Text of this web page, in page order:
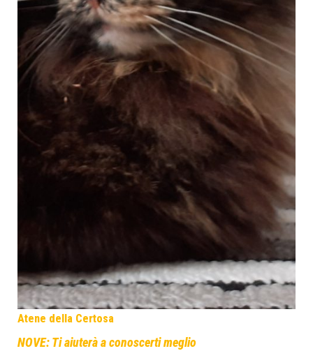
Atene della Certosa
NOVE: Ti aiuterà a conoscerti meglio